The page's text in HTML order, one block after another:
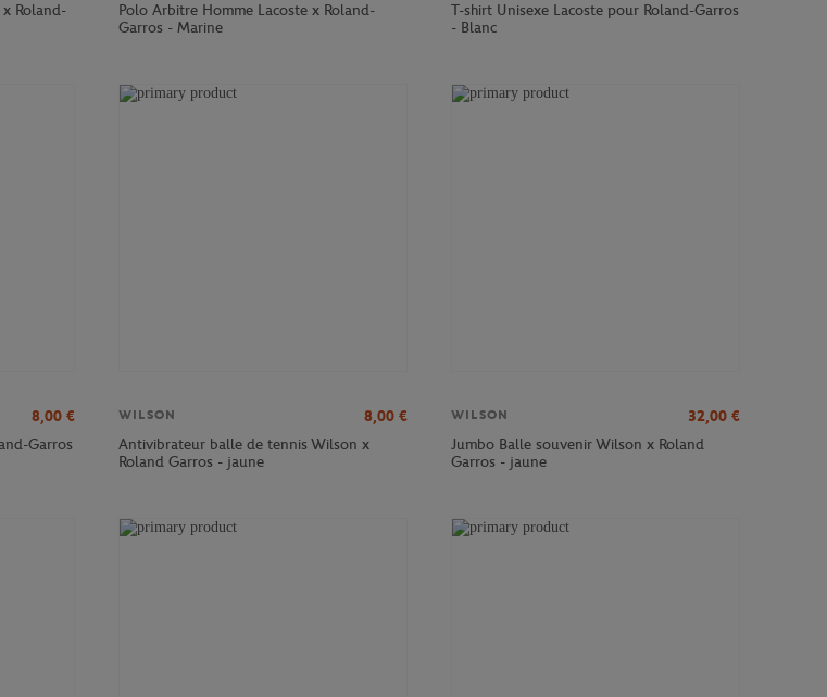
x Roland-
Polo Arbitre Homme Lacoste x Roland-
Garros - Marine
T-shirt Unisexe Lacoste pour Roland-Garros
- Blanc
8,00 €
Garros
WILSON 8,00 €
Antivibrateur balle de tennis Wilson x
Roland Garros - jaune
WILSON 32,00 €
Jumbo Balle souvenir Wilson x Roland
Garros - jaune